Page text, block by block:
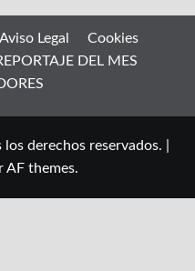
Legal
Cookies
DEL MES
derechos reservados.
AF themes.